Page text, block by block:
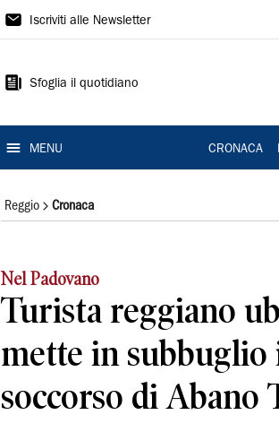
Gazzetta
Reggio
Iscriviti alle Newsletter
Sfoglia il quotidiano
MENU CRONACA
Reggio Cronaca
Nel Padovano
Turista reggiano
mette in
soccorso di Abano